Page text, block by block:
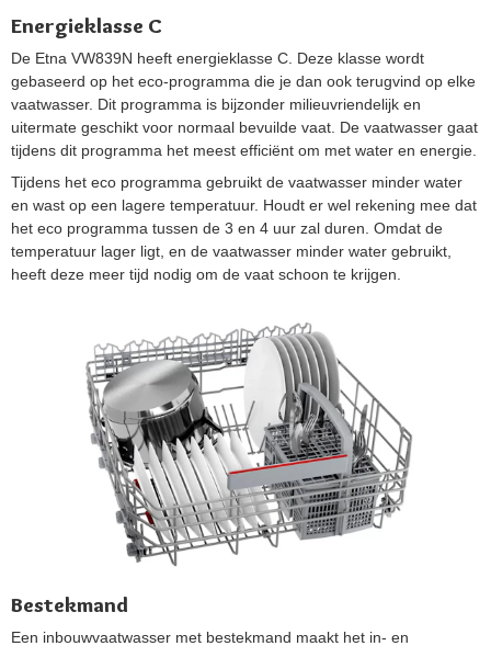
Energieklasse C
De Etna VW839N heeft energieklasse C. Deze klasse wordt
gebaseerd op het eco-programma die je dan ook terugvind op elke
vaatwasser. Dit programma is bijzonder milieuvriendelijk en
uitermate geschikt voor normaal bevuilde vaat. De vaatwasser gaat
tijdens dit programma het meest efficiënt om met water en energie.
Tijdens het eco programma gebruikt de vaatwasser minder water
en wast op een lagere temperatuur. Houdt er wel rekening mee dat
het eco programma tussen de 3 en 4 uur zal duren. Omdat de
temperatuur lager ligt, en de vaatwasser minder water gebruikt,
heeft deze meer tijd nodig om de vaat schoon te krijgen.
Bestekmand
Een inbouwvaatwasser met bestekmand maakt het in- en